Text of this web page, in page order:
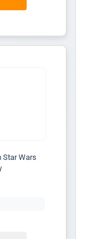
Star Wars